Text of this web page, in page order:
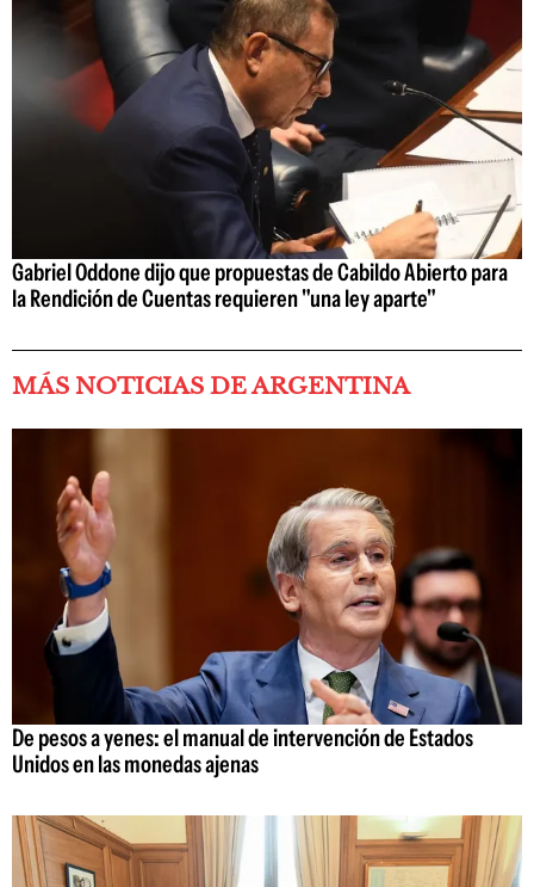
Gabriel Oddone dijo que propuestas de Cabildo Abierto para
la Rendición de Cuentas requieren "una ley aparte"
MÁS NOTICIAS DE ARGENTINA
De pesos a yenes: el manual de intervención de Estados
Unidos en las monedas ajenas